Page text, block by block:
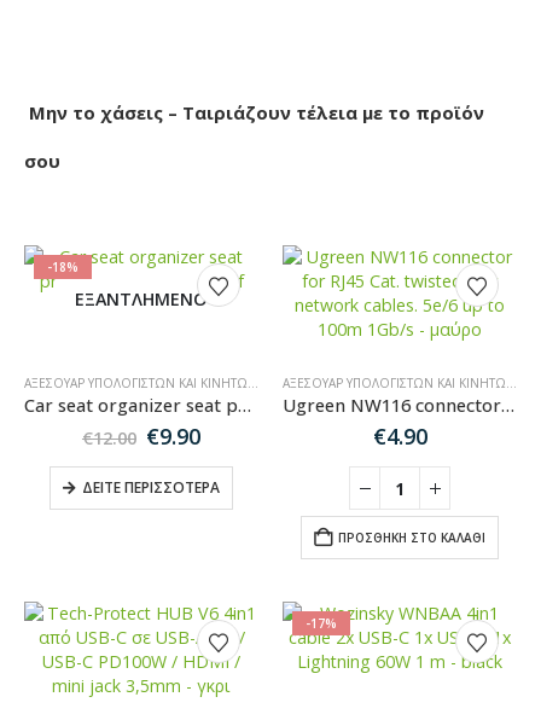
Μην το χάσεις – Ταιριάζουν τέλεια με το προϊόν
σου
-18%
ΕΞΑΝΤΛΗΜΈΝΟ
ΑΞΕΣΟΥΆΡ ΥΠΟΛΟΓΙΣΤΏΝ ΚΑΙ ΚΙΝΗΤΏΝ ΑΞΕΣΟΥΆΡ ΑΥΤΟΚΙΝΉΤΟΥ
Car seat organizer seat protector seat cover shelf mini car table black
€12.00 Original
was:
€12.00.
€9.90Η
τιμή
είναι:
ΔΕΊΤΕ ΠΕΡΙΣΣΌΤΕΡΑ
ΑΞΕΣΟΥΆΡ ΥΠΟΛΟΓΙΣΤΏΝ ΚΑΙ ΚΙΝΗΤΏΝ
Ugreen NW116 connector for RJ45 Cat. twisted pair network cables. 5e/6 up to 100m 1Gb/s – μαύρο
€4.90
ΠΡΟΣΘΉΚΗ ΣΤΟ ΚΑΛΆΘΙ
-17%